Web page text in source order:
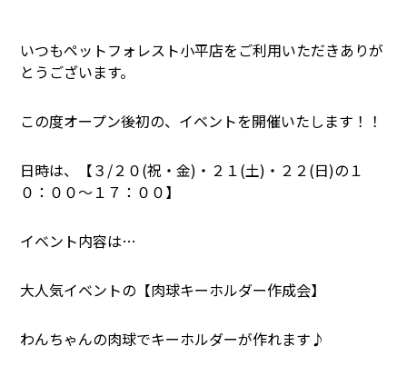
いつもペットフォレスト小平店をご利用いただきありが
とうございます。
この度オープン後初の、イベントを開催いたします！！
日時は、【３/２０(祝・金)・２１(土)・２２(日)の１
０：００～１７：００】
イベント内容は…
大人気イベントの【肉球キーホルダー作成会】
わんちゃんの肉球でキーホルダーが作れます♪